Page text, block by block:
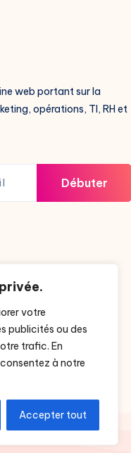
votre
publicités ou des
trafic. En
à notre
Accepter tout
web portant sur la
opérations, TI, RH et
Débuter